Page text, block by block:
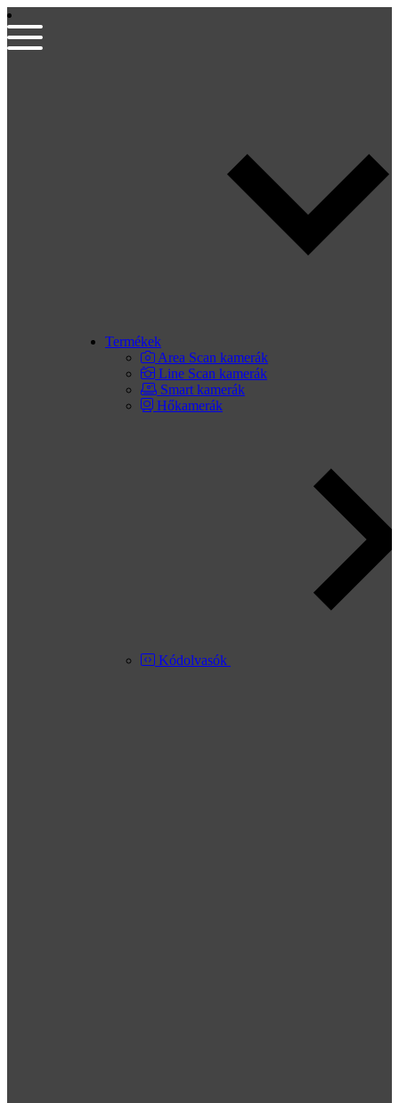
Termékek
Area Scan kamerák
Line Scan kamerák
Smart kamerák
Hőkamerák
Kódolvasók